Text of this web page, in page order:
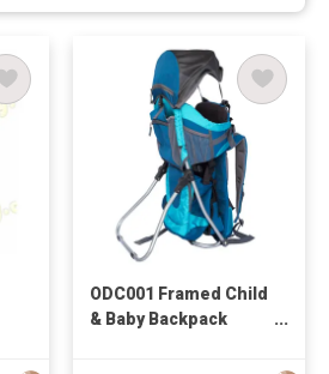
ODC001 Framed Child
& Baby Backpack